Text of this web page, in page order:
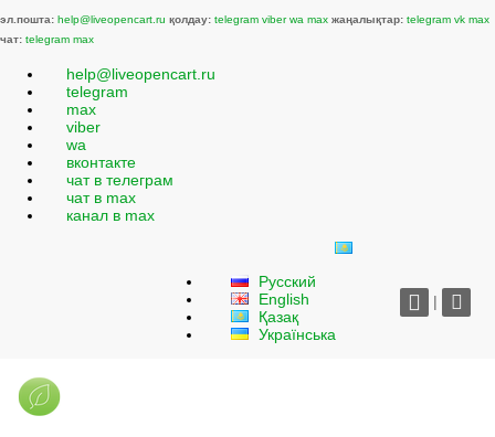
эл.пошта: help@liveopencart.ru қолдау: telegram viber wa max жаңалықтар: telegram vk max
чат: telegram max
help@liveopencart.ru
telegram
max
viber
wa
вконтакте
чат в телеграм
чат в max
канал в max
Русский
English
Қазақ
Українська
|